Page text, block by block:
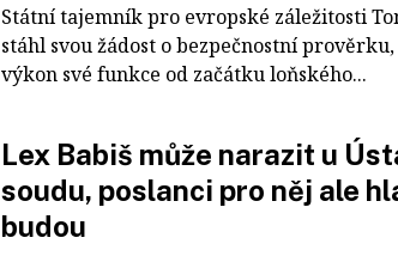
Státní tajemník pro evropské záležitosti
stáhl svou žádost o bezpečnostní
výkon své funkce od začátku loňského...
Lex Babiš může narazit u
soudu, poslanci pro něj ale
budou